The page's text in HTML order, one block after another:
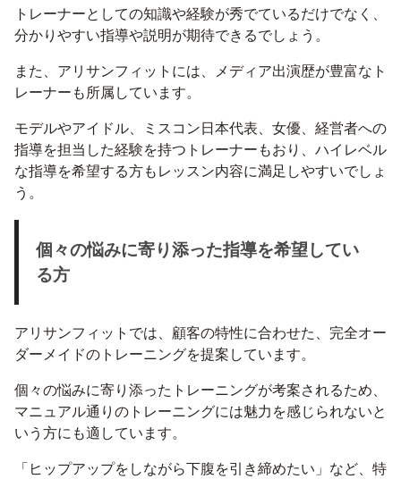
トレーナーとしての知識や経験が秀でているだけでなく、
分かりやすい指導や説明が期待できるでしょう。
また、アリサンフィットには、メディア出演歴が豊富なト
レーナーも所属しています。
モデルやアイドル、ミスコン日本代表、女優、経営者への
指導を担当した経験を持つトレーナーもおり、ハイレベル
な指導を希望する方もレッスン内容に満足しやすいでしょ
う。
個々の悩みに寄り添った指導を希望してい
る方
アリサンフィットでは、顧客の特性に合わせた、完全オー
ダーメイドのトレーニングを提案しています。
個々の悩みに寄り添ったトレーニングが考案されるため、
マニュアル通りのトレーニングには魅力を感じられないと
いう方にも適しています。
「ヒップアップをしながら下腹を引き締めたい」など、特